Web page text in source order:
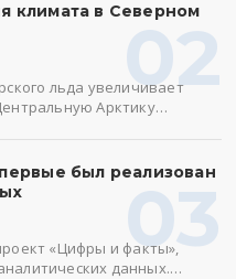
02
климата в Северном
льда увеличивает
Арктику…
03
был реализован
«Цифры и факты»,
данных.…